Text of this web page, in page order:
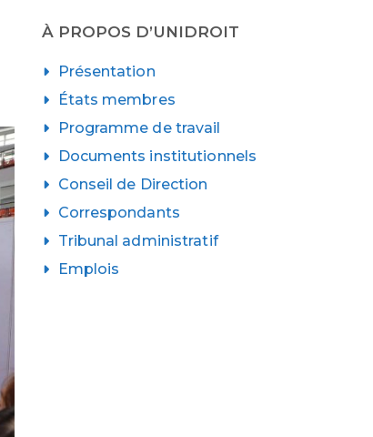
À PROPOS D’UNIDROIT
Présentation
États membres
Programme de travail
Documents institutionnels
Conseil de Direction
Correspondants
Tribunal administratif
Emplois